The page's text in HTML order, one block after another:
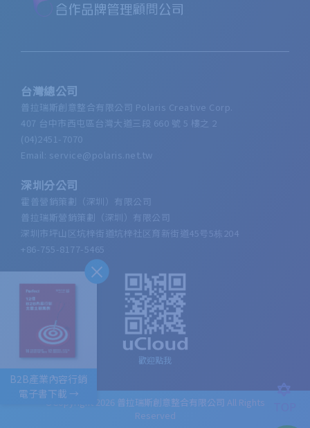
B2B產業內容行銷
電子書下載 →
台灣總公司
普拉瑞斯創意整合有限公司 Polaris Creative Corp.
407 台中市西屯區台灣大道三段 660 號 5 樓之 2
(04)2451-7070
Email: service@polaris.net.tw
深圳分公司
霍普營銷策劃（深圳）有限公司
普拉瑞斯營銷策劃（深圳）有限公司
深圳市坪山区坑梓街道坑梓社区育新街道45号5栋204
+86-755-8177-5465
歡迎點我
©Copyright 2026 普拉瑞斯創意整合有限公司 All Rights
Reserved